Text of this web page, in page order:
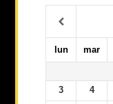
lun mar
3
4